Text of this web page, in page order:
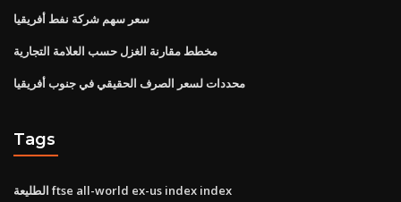
سعر سهم شركة نفط أفريقيا
مخطط مقارنة الغزل حسب العلامة التجارية
محددات لسعر الصرف الحقيقي في جنوب أفريقيا
Tags
الطليعة ftse all-world ex-us index index